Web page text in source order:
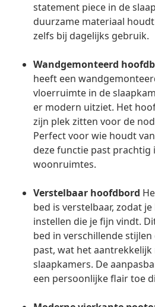
statement piece in de
duurzame materiaal
zelfs bij dagelijks gebruik.
Wandgemonteerd
heeft een
vloerruimte in de
er modern uitziet. Het
zijn plek zitten voor de
Perfect voor wie houdt
deze functie past prachtig
woonruimtes.
Verstelbaar hoofdbord
bed is verstelbaar, zodat
instellen die je fijn vindt.
bed in verschillende
past, wat het
slaapkamers. De
een persoonlijke flair toe